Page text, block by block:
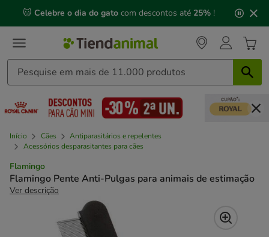
mensagem,
🐱 Celebre o dia do gato com descontos até 25% !
Início Cães
Antiparasitários e repelentes
Acessórios desparasitantes para cães
Flamingo
Flamingo Pente Anti-Pulgas para animais de estimação
Ver descrição